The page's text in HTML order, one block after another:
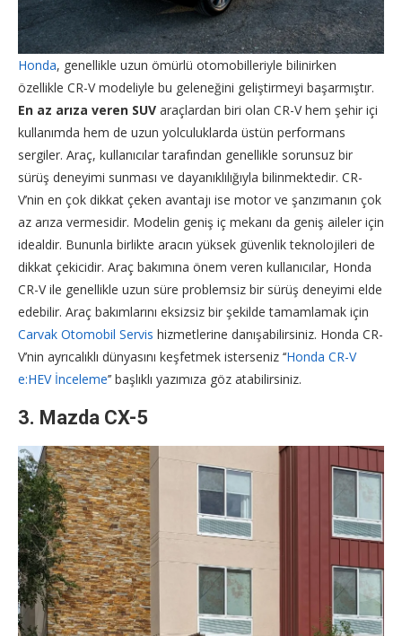
Honda, genellikle uzun ömürlü otomobilleriyle bilinirken
özellikle CR-V modeliyle bu geleneğini geliştirmeyi başarmıştır.
En az arıza veren SUV araçlardan biri olan CR-V hem şehir içi
kullanımda hem de uzun yolculuklarda üstün performans
sergiler. Araç, kullanıcılar tarafından genellikle sorunsuz bir
sürüş deneyimi sunması ve dayanıklılığıyla bilinmektedir. CR-
V’nin en çok dikkat çeken avantajı ise motor ve şanzımanın çok
az arıza vermesidir. Modelin geniş iç mekanı da geniş aileler için
idealdir. Bununla birlikte aracın yüksek güvenlik teknolojileri de
dikkat çekicidir. Araç bakımına önem veren kullanıcılar, Honda
CR-V ile genellikle uzun süre problemsiz bir sürüş deneyimi elde
edebilir. Araç bakımlarını eksizsiz bir şekilde tamamlamak için
Carvak Otomobil Servis hizmetlerine danışabilirsiniz. Honda CR-
V’nin ayrıcalıklı dünyasını keşfetmek isterseniz ‘‘Honda CR-V
e:HEV İnceleme’’ başlıklı yazımıza göz atabilirsiniz.
3. Mazda CX-5